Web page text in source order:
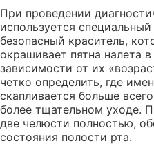
При проведении
используется
безопасный краситель,
окрашивает пятна налета
зависимости от их
четко определить, где
скапливается больше
более тщательном уходе.
две челюсти полностью,
состояния полости рта.